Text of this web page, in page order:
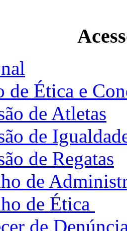
de Ética e
de Atletas
de
de Regatas
de
de Ética
de